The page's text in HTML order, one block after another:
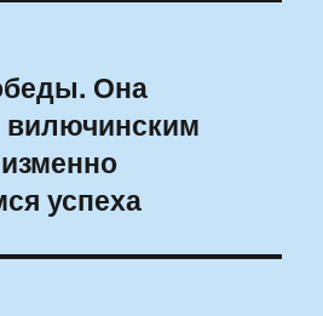
Она
вилючинским
успеха